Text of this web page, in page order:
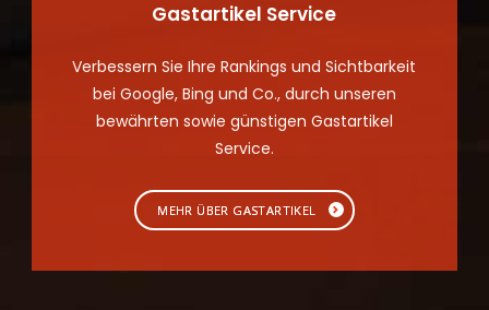
Gastartikel Service
Verbessern Sie Ihre Rankings und Sichtbarkeit
bei Google, Bing und Co., durch unseren
bewährten sowie günstigen Gastartikel
Service.
MEHR ÜBER GASTARTIKEL